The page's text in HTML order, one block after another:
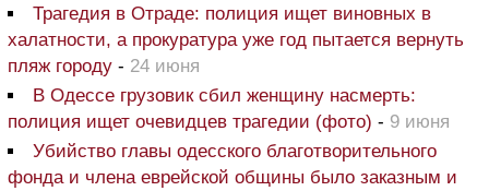
Трагедия в Отраде: полиция ищет виновных в
халатности, а прокуратура уже год пытается вернуть
пляж городу - 24 июня
В Одессе грузовик сбил женщину насмерть:
полиция ищет очевидцев трагедии (фото) - 9 июня
Убийство главы одесского благотворительного
фонда и члена еврейской общины было заказным и